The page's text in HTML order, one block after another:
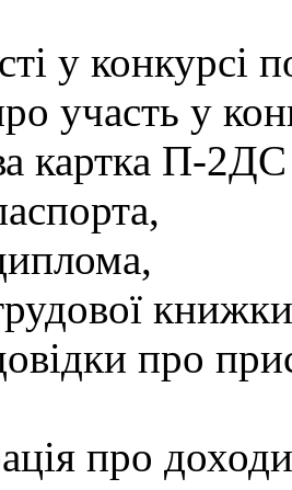
у конкурсі
участь у
картка П-
про
про